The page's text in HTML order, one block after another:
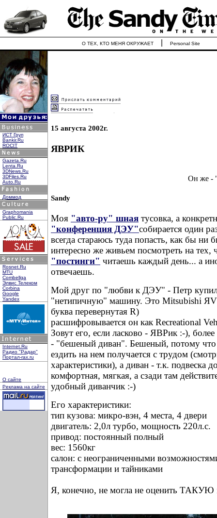
О ТЕХ, КТО МЕНЯ ОКРУЖАЕТ Personal Site
ИСТ Груп
Bankir.Ru
ROCIT
Gazeta.Ru
Lenta.Ru
3DNews.Ru
3DFiles.Ru
Auto.Ru
Доммод
Graphomania
Public.Ru
Rosnet.Ru
MTU
Combellga
Элвис Телеком
Corbina
Google
Yandex
Internet.Ru
Радио "Радар"
Портал-rax.ru
О сайте
Реклама на сайте
15 августа 2002г.
ЯВРИК
Он же -
Sandy
Моя "авто-ру" шная тусовка, а
"конференция ДЭУ"собирается один
всегда стараюсь туда попасть, как бы ни
интересно же живьем посмотреть на тех,
"постинги" читаешь каждый день... а
отвечаешь.
Мой друг по "любви к ДЭУ" - Петр купил
"нетипичную" машину. Это Mitsubishi
буква перевернутая R)
расшифровывается он как Recreational
Зовут его, если ласково - ЯВРик :-), более
- "бешеный диван". Бешеный, потому что
ездить на нем получается с трудом
характеристики), а диван - т.к. подвеска
комфортная, мягкая, а сзади там
удобный диванчик :-)
Его характеристики:
тип кузова: микро-вэн, 4 места, 4 двери
двигатель: 2,0л турбо, мощность 220л.с.
привод: постоянный полный
вес: 1560кг
салон: с неограниченными
трансформации и тайниками
Я, конечно, не могла не оценить